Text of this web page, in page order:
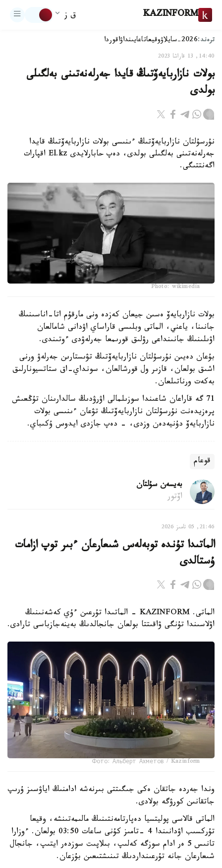
KAZINFORM ق ز
ترەند:2026-سايلاۋ وقيعاتاعايىنداۋاقوردا
14:40, 13 قاراشا 2023
بولات نازاربايەۆتىڭ قايدا جەرلەنەتىنى بەلگىلى
بولدى
نۇرسۇلتان نازاربايەۆتىڭ ءىنىسى بولات نازاربايەۆتىڭ قايدا
جەرلەنەتىنى بەلگىلى بولدى، دەپ حابارلايدى El.kz اقپارات
اگەنتتىگى.
Photo: wikimedia
بولات نازاربايەۆ ەسىن جيعان كەزدە ونى مارقۇم اتا-اناسىنىڭ
جانىنا، ياعني، الماتى وبلىسى قاراساي اۋدانى شامالعان
اۋىلىنىڭ جانىنداعى رۋلىق قورىمعا جەرلەۋدى ءوتىندى.
بۇعان دەيىن نۇرسۇلتان نازاربايەۆتىڭ تۋىستارىن جەرلەۋ ورنى
اشىق بولعان، قازىر ول قورشالعان، سونداي-اق ستاتسيونارلىق
بەكەت ورناتىلعان.
71 گە قاراعان شاعىندا سوزىلمالى اۋرۋدىڭ سالدارىنان تۇڭعىش
پرەزيدەنت نۇرسۇلتان نازاربايەۆتىڭ تۋعان ءىنىسى بولات
نازاربايەۆ دۇنيەدەن وزدى، - دەپ جازدى ايدوس ۇكىباي.
قوعام
بەيسەن سۇلتان
اۆتور
21:46, 05 تامىز 2026
الماتىدا تۇندە توبەلەس شىعارعان ءبىر توپ ازامات
ۇستالدى
الماتى. KAZINFORM - الماتىدا تۇرعىن ءۇي كەشەنىنىڭ
اۋلاسىندا تۇنگى ۋاقىتتا بولعان جانجالدىڭ بەينەجازباسى تارادى.
Фото: Альберт Ахметов / Kazinform
وندا جەردە جاتقان ەكى جىگىتتى بىرنەشە ادامنىڭ اياۋسىز ۇرىپ
جاتقانىن كورۋگە بولادى.
الماتى قالاسى پوليتسيا دەپارتامەنتىنىڭ مالىمەتىنشە، وقيعا
تۇركسىب اۋدانىندا 4 -تامىز كۇنى ساعات 03:50 بولعان. ءوزارا
تانىس 5 ەر ادام سوزگە كەلىپ، بىلاپىت سوزدەر ايتىپ، جانجال
شىعارعان جانە تۇرعىنداردىڭ تىنىشتىعىن بۇزعان.